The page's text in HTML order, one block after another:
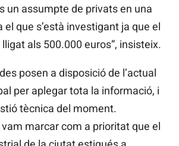
un assumpte de privats en una
el que s’està investigant ja que el
als 500.000 euros”, insisteix.
posen a disposició de l’actual
per aplegar tota la informació, i
tècnica del moment.
vam marcar com a prioritat que el